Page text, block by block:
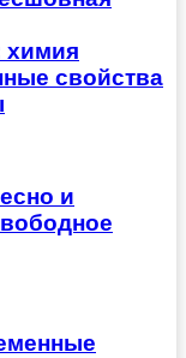
химия
свойства
и